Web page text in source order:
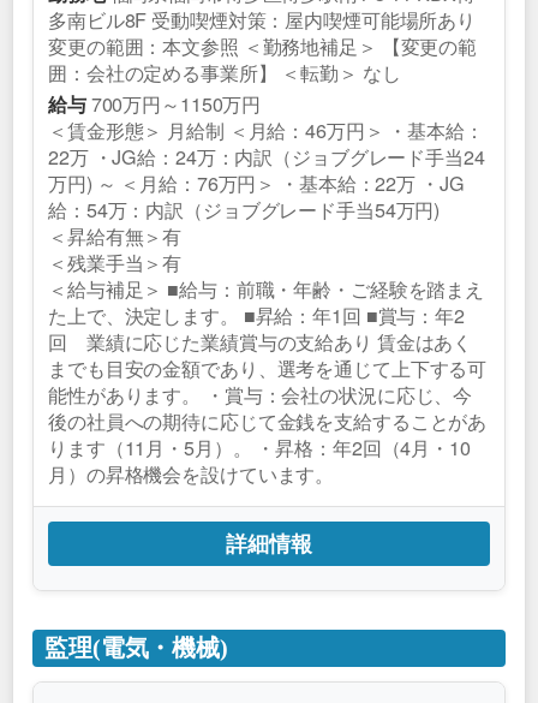
多南ビル8F 受動喫煙対策：屋内喫煙可能場所あり
変更の範囲：本文参照 ＜勤務地補足＞ 【変更の範
囲：会社の定める事業所】 ＜転勤＞ なし
給与700万円～1150万円
＜賃金形態＞ 月給制 ＜月給：46万円＞ ・基本給：
22万 ・JG給：24万：内訳（ジョブグレード手当24
万円) ～ ＜月給：76万円＞ ・基本給：22万 ・JG
給：54万：内訳（ジョブグレード手当54万円)
＜昇給有無＞有
＜残業手当＞有
＜給与補足＞ ■給与：前職・年齢・ご経験を踏まえ
た上で、決定します。 ■昇給：年1回 ■賞与：年2
回 業績に応じた業績賞与の支給あり 賃金はあく
までも目安の金額であり、選考を通じて上下する可
能性があります。 ・賞与：会社の状況に応じ、今
後の社員への期待に応じて金銭を支給することがあ
ります（11月・5月）。 ・昇格：年2回（4月・10
月）の昇格機会を設けています。
詳細情報
監理(電気・機械)